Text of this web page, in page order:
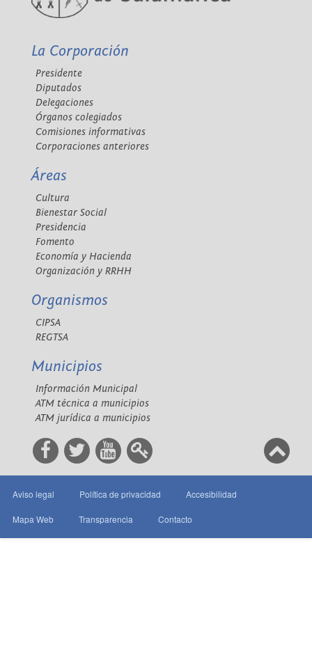
La Corporación
Presidente
Diputados
Delegaciones
Órganos colegiados
Comisiones informativas
Corporaciones anteriores
Áreas
Cultura
Bienestar Social
Presidencia
Fomento
Economía y Hacienda
Organización y RRHH
Organismos
CIPSA
REGTSA
Municipios
Información Municipal
ATM técnica a municipios
ATM jurídica a municipios
Aviso legal Política de privacidad Accesibilidad
Mapa Web Transparencia Contacto